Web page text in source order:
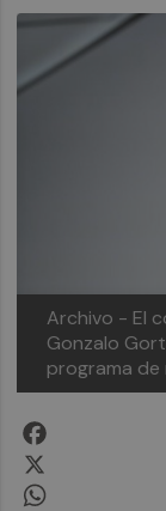
Archivo - El
Gonzalo
programa